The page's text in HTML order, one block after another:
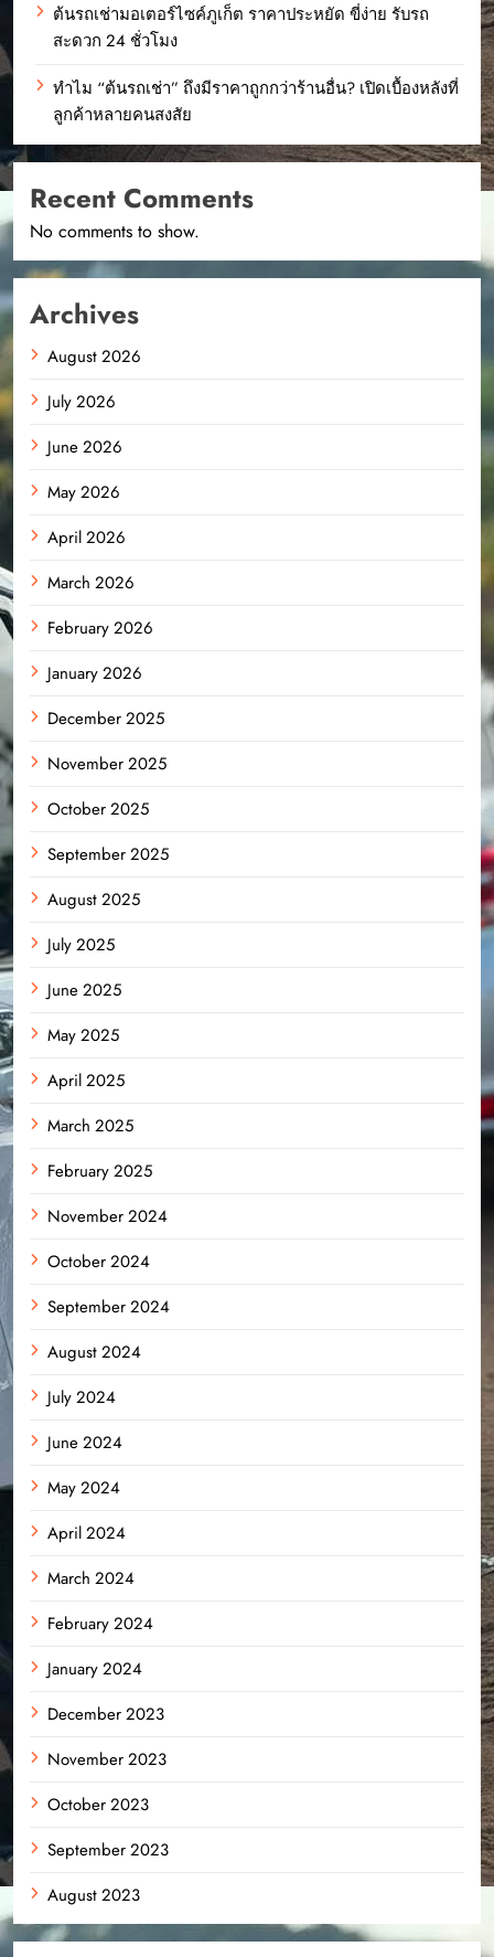
ต้นรถเช่ามอเตอร์ไซค์ภูเก็ต ราคาประหยัด ขี่ง่าย รับรถ
สะดวก 24 ชั่วโมง
ทำไม “ต้นรถเช่า” ถึงมีราคาถูกกว่าร้านอื่น? เปิดเบื้องหลังที่
ลูกค้าหลายคนสงสัย
Recent Comments
No comments to show.
Archives
August 2026
July 2026
June 2026
May 2026
April 2026
March 2026
February 2026
January 2026
December 2025
November 2025
October 2025
September 2025
August 2025
July 2025
June 2025
May 2025
April 2025
March 2025
February 2025
November 2024
October 2024
September 2024
August 2024
July 2024
June 2024
May 2024
April 2024
March 2024
February 2024
January 2024
December 2023
November 2023
October 2023
September 2023
August 2023